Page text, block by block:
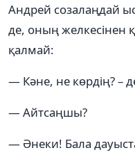
Андрей созалаңдай
де, оның желкесінен
қалмай:
— Кәне, не көрдің? –
— Айтсаңшы?
— Әнеки! Бала